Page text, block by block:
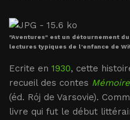
"Aventures" est un détournement du
lectures typiques de l’enfance de
Ecrite en 1930, cette
recueil des contes
(éd. Rój de Varsovie).
livre qui fut le début